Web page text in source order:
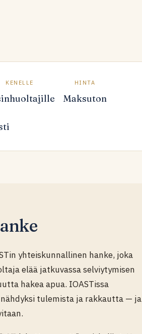
KENELLE HINTA
Maksuton
yhteiskunnallinen hanke, joka
elää jatkuvassa selviytymisen
hakea apua. IOASTissa
tulemista ja rakkautta — ja